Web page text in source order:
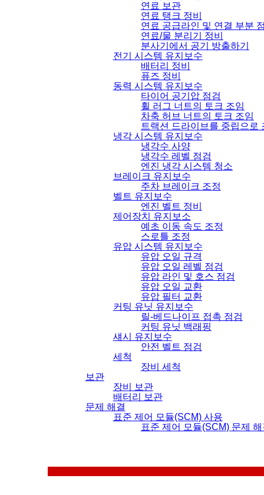
연료 보관
연료 탱크 정비
연료 공급라인 및 연결 부분
연료/물 분리기 정비
분사기에서 공기 방출하기
전기 시스템 유지보수
배터리 정비
퓨즈 정비
동력 시스템 유지보수
타이어 공기압 점검
휠 러그 너트의 토크 조임
차축 허브 너트의 토크 조임
트랙션 드라이브를 중립으로
냉각 시스템 유지보수
냉각수 사양
냉각수 레벨 점검
엔진 냉각 시스템 청소
브레이크 유지보수
주차 브레이크 조정
벨트 유지보수
엔진 벨트 정비
제어장치 유지보소
예초 이동 속도 조정
스로틀 조정
유압 시스템 유지보수
유압 오일 규격
유압 오일 레벨 점검
유압 라인 및 호스 점검
유압 오일 교환
유압 필터 교환
커팅 유닛 유지보수
릴-베드나이프 접촉 점검
커팅 유닛 백래핑
섀시 유지보수
안전 벨트 점검
세척
장비 세척
보관
장비 보관
배터리 보관
문제 해결
표준 제어 모듈(SCM) 사용
표준 제어 모듈(SCM) 문제 해